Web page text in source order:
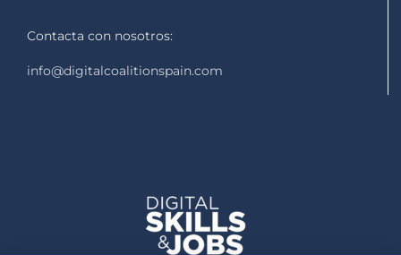
Contacta con nosotros:
info@digitalcoalitionspain.com